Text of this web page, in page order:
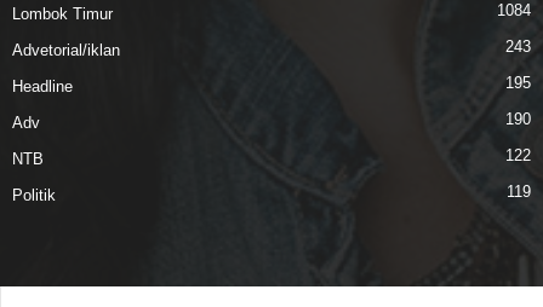
Lombok Timur 1084
Advetorial/iklan 243
Headline 195
Adv 190
NTB 122
Politik 119